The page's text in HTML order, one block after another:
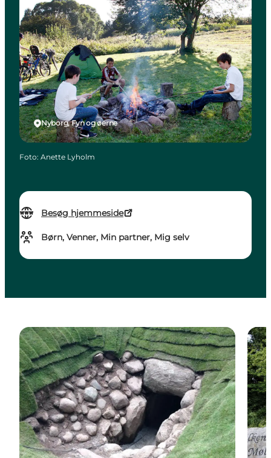
Besøg hjemmeside
Børn, Venner, Min partner, Mig selv
Nyborg, Fyn og øerne
Foto: Anette Lyholm